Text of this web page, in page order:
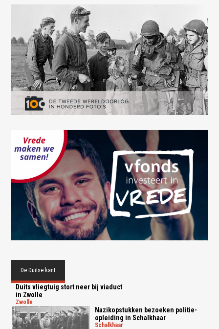
This page didn't load Google Maps correctly. See the
JavaScript console for technical details.
De Duitse kant
Duits vliegtuig stort neer bij viaduct
in Zwolle
zwolle
Nazikopstukken bezoeken politie-
opleiding in Schalkhaar
schalkhaar